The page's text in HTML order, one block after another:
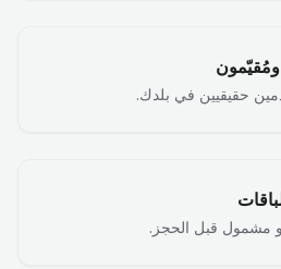
حقيقيين في بلدك.
مشمول قبل الحجز.